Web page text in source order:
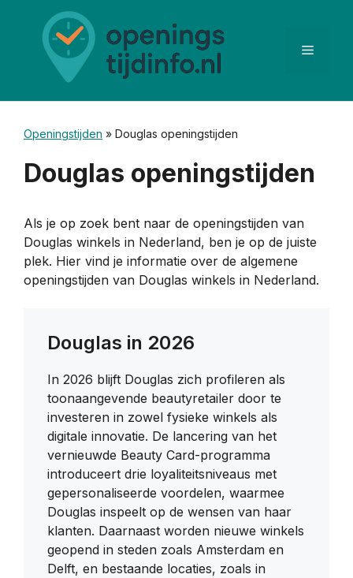
Menu
Openingstijden » Douglas openingstijden
Douglas openingstijden
Als je op zoek bent naar de openingstijden van
Douglas winkels in Nederland, ben je op de juiste
plek. Hier vind je informatie over de algemene
openingstijden van Douglas winkels in Nederland.
Douglas in 2026
In 2026 blijft Douglas zich profileren als
toonaangevende beautyretailer door te
investeren in zowel fysieke winkels als
digitale innovatie. De lancering van het
vernieuwde Beauty Card-programma
introduceert drie loyaliteitsniveaus met
gepersonaliseerde voordelen, waarmee
Douglas inspeelt op de wensen van haar
klanten. Daarnaast worden nieuwe winkels
geopend in steden zoals Amsterdam en
Delft, en bestaande locaties, zoals in